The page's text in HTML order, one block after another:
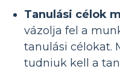
Tanulási célok
vázolja fel a
tanulási célokat.
tudniuk kell a